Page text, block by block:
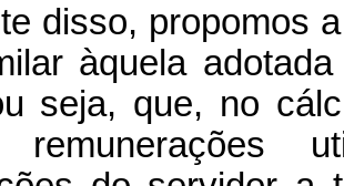
disso, propomos
àquela
seja, que, no
remunerações